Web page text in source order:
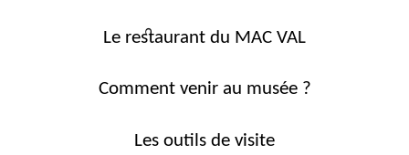
Le restaurant du MAC VAL
Comment venir au musée ?
Les outils de visite